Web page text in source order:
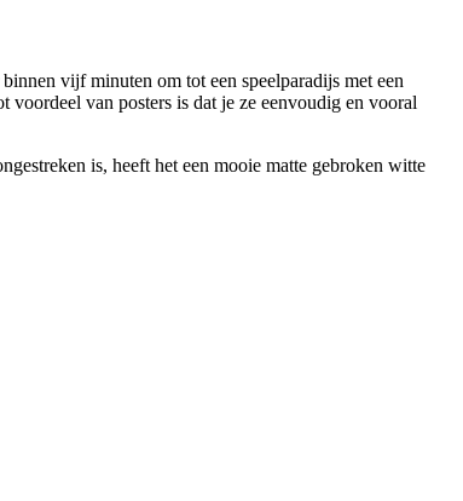
vijf minuten om tot een speelparadijs met een
van posters is dat je ze eenvoudig en vooral
is, heeft het een mooie matte gebroken witte